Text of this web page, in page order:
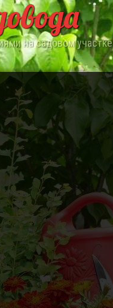
на садовом участке